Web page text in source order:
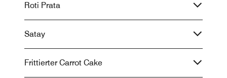
Roti Prata
Satay
Frittierter Carrot Cake